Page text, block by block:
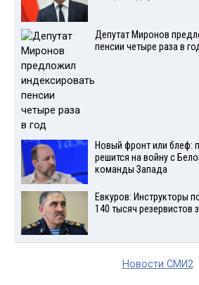
Депутат Миронов
пенсии четыре раза в
Новый фронт или блеф:
решится на войну с
команды Запада
Евкуров: Инструкторы
140 тысяч резервистов
Новости СМИ2